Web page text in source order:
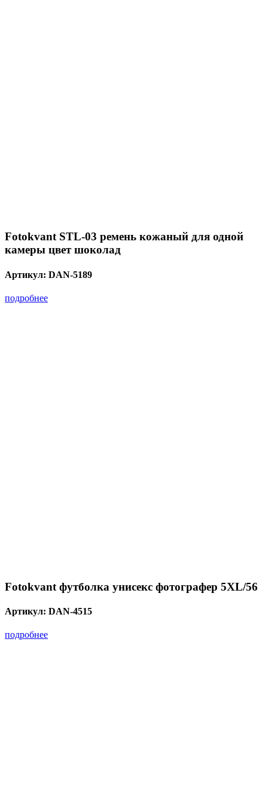
Fotokvant STL-03 ремень кожаный для одной
камеры цвет шоколад
Артикул: DAN-5189
подробнее
Fotokvant футболка унисекс фотографер 5XL/56
Артикул: DAN-4515
подробнее